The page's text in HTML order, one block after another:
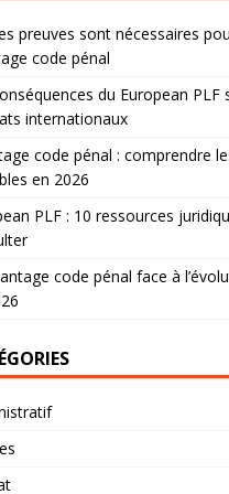
preuves sont nécessaires
code pénal
du European PLF
internationaux
code pénal : comprendre
en 2026
PLF : 10 ressources
code pénal face à